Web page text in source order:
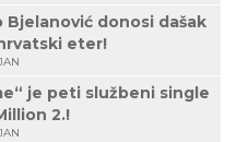
Bjelanović donosi dašak
eter!
je peti službeni single
2.!